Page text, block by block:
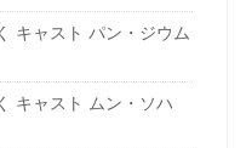
キャスト パン・ジウム
キャスト ムン・ソハ